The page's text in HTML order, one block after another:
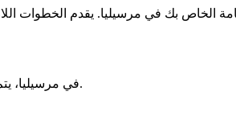
الخاص بك في مرسيليا. يقدم الخطوات
في مرسيليا،في المحافظة. كل فئة لها قواعدها الخاصة.